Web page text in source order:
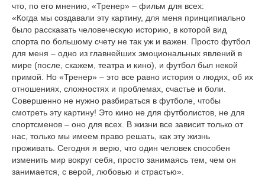
что, по его мнению, «Тренер» – фильм для всех:
«Когда мы создавали эту картину, для меня принципиально
было рассказать человеческую историю, в которой вид
спорта по большому счету не так уж и важен. Просто футбол
для меня – одно из главнейших эмоциональных явлений в
мире (после, скажем, театра и кино), и футбол был некой
примой. Но «Тренер» – это все равно история о людях, об их
отношениях, сложностях и проблемах, счастье и боли.
Совершенно не нужно разбираться в футболе, чтобы
смотреть эту картину! Это кино не для футболистов, не для
спортсменов – оно для всех. В жизни все зависит только от
нас, только мы имеем право решать, как эту жизнь
проживать. Сегодня я верю, что один человек способен
изменить мир вокруг себя, просто занимаясь тем, чем он
занимается, с верой, любовью и страстью».